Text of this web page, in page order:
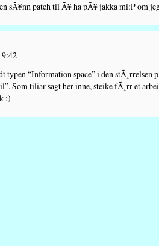
sÃ¥nn patch til Ã¥ ha pÃ¥ jakka mi:P om
9:42
“Information space” i den stÃ¸rrelsen
Som tiliar sagt her inne, steike fÃ¸rr et
:)